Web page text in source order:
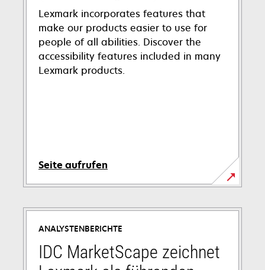
Lexmark incorporates features that
make our products easier to use for
people of all abilities. Discover the
accessibility features included in many
Lexmark products.
Seite aufrufen
wird
in
neuen
Registerkarte
geöffnet
ANALYSTENBERICHTE
IDC MarketScape zeichnet